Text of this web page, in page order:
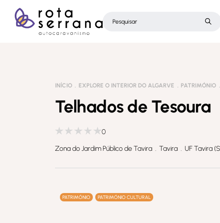
INÍCIO EXPLORE O INTERIOR DO ALGARVE PATRIMÓNIO
Telhados de Tesoura
0
Zona do Jardim Público de Tavira . Tavira . UF Tavira
PATRIMÓNIO PATRIMÓNIO CULTURAL